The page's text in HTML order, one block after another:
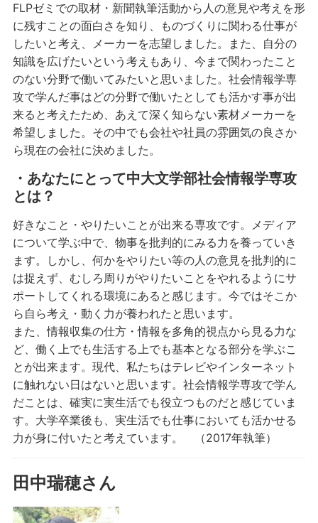
FLPゼミでの取材・新聞執筆活動から人の意見や考えを形
に残すことの面白さを知り、ものづくりに関わる仕事が
したいと考え、メーカーを志望しました。また、自分の
知識を広げたいという考えもあり、今まで関わったこと
のない分野で働いてみたいと思いました。社会情報学専
攻で学んだ事はどの分野で働いたとしても活かす事が出
来ると考えたため、あえて深く知らない素材メーカーを
希望しました。その中でも会社や社員の雰囲気の良さか
ら現在の会社に決めました。
・あなたにとって中大文学部社会情報学専攻
とは？
好きなこと・やりたいことが出来る専攻です。メディア
について学ぶ中で、物事を批判的にみる力を養っていき
ます。しかし、何かをやりたい等の人の意見を批判的に
は捉えず、むしろ周りがやりたいことをやれるようにサ
ポートしてくれる環境にあると感じます。今ではそこか
ら自ら考え・動く力が養われたと思います。
また、情報収集の仕方・情報を多角的視点から見る力な
ど、働く上でも生活する上でも基本となる部分を学ぶこ
とが出来ます。現代、私たちはテレビやインターネット
に触れない日はないと思います。社会情報学専攻で学ん
だことは、確実に実生活でも役立つものだと感じていま
す。大学卒業後も、実生活でも仕事においても活かせる
力が身に付いたと考えています。 （2017年執筆）
田中瑞穂さん